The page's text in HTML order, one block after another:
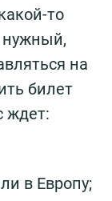
то
нужный,
на
билет
ждет:
в Европу;